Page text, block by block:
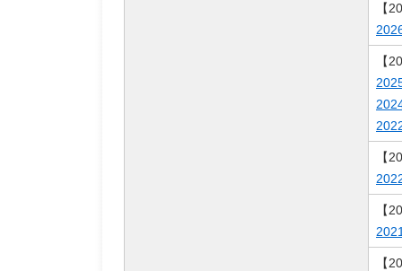
【
【
【
【
【